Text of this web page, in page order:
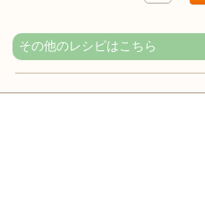
その他のレシピはこちら